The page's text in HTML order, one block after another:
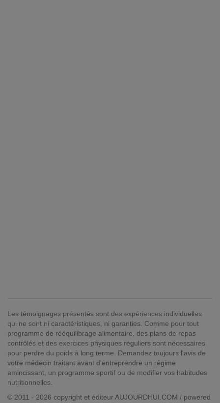
Les témoignages présentés sont des expériences individuelles
qui ne sont ni caractéristiques, ni garanties. Comme pour tout
programme de rééquilibrage alimentaire, des plans de repas
contrôlés et des exercices physiques réguliers sont nécessaires
pour perdre du poids à long terme. Demandez toujours l'avis de
votre médecin traitant avant d'entreprendre un régime
amincissant, un programme sportif ou de modifier vos habitudes
nutritionnelles.
© 2011 - 2026 copyright et éditeur AUJOURDHUI.COM / powered